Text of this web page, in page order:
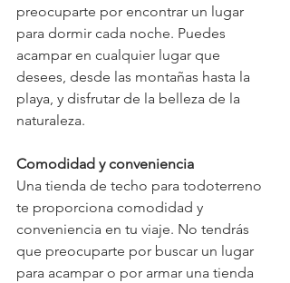
preocuparte por encontrar un lugar
para dormir cada noche. Puedes
acampar en cualquier lugar que
desees, desde las montañas hasta la
playa, y disfrutar de la belleza de la
naturaleza.
Comodidad y conveniencia
Una tienda de techo para todoterreno
te proporciona comodidad y
conveniencia en tu viaje. No tendrás
que preocuparte por buscar un lugar
para acampar o por armar una tienda